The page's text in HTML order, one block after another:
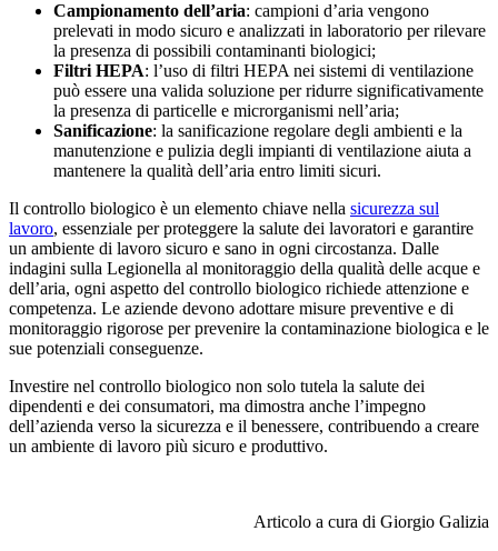
Campionamento dell’aria: campioni d’aria vengono
prelevati in modo sicuro e analizzati in laboratorio per rilevare
la presenza di possibili contaminanti biologici;
Filtri HEPA: l’uso di filtri HEPA nei sistemi di ventilazione
può essere una valida soluzione per ridurre significativamente
la presenza di particelle e microrganismi nell’aria;
Sanificazione: la sanificazione regolare degli ambienti e la
manutenzione e pulizia degli impianti di ventilazione aiuta a
mantenere la qualità dell’aria entro limiti sicuri.
Il controllo biologico è un elemento chiave nella sicurezza sul
lavoro, essenziale per proteggere la salute dei lavoratori e garantire
un ambiente di lavoro sicuro e sano in ogni circostanza. Dalle
indagini sulla Legionella al monitoraggio della qualità delle acque e
dell’aria, ogni aspetto del controllo biologico richiede attenzione e
competenza. Le aziende devono adottare misure preventive e di
monitoraggio rigorose per prevenire la contaminazione biologica e le
sue potenziali conseguenze.
Investire nel controllo biologico non solo tutela la salute dei
dipendenti e dei consumatori, ma dimostra anche l’impegno
dell’azienda verso la sicurezza e il benessere, contribuendo a creare
un ambiente di lavoro più sicuro e produttivo.
Articolo a cura di Giorgio Galizia